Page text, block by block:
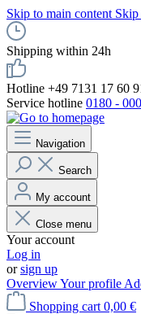
Skip to main content Skip
Shipping within 24h
Hotline +49 7131 17 60
Service hotline 0180 -
Navigation
Search
My account
Close menu
Your account
Log in
orsign up
OverviewYour profile
Shopping cart 0,00 €